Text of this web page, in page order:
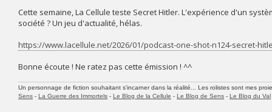
Cette semaine, La Cellule teste Secret Hitler. L'expérience d'un
société ? Un jeu d'actualité, hélas.
https://www.lacellule.net/2026/01/podcast-one-shot-n124-secret-
Bonne écoute ! Ne ratez pas cette émission ! ^^
Un personnage de fiction souhaitant s'incarner dans la réalité... Les rolistes sont mes
Sens - La Guerre des Immortels - Le Blog de la Cellule - Le Blog de Sens - Le Blog du Val